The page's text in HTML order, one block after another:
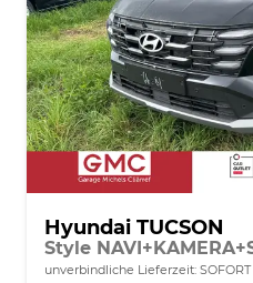
Hyundai TUCSON
unverbindliche Lieferzeit: SOFORT